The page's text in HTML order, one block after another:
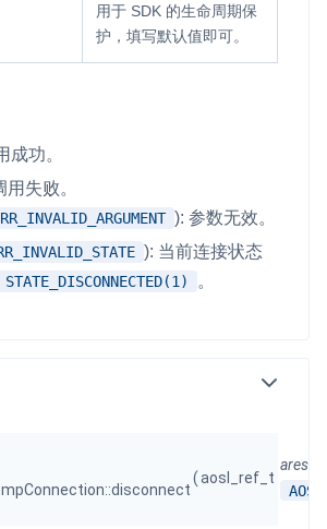
活定制、超低延时的音视频会议
用于 SDK 的生命周期保
护，填写默认值即可。
成功。
失败。
): 参数无效。
): 当前连接状态
STATE_DISCONNECTED(1) 。
(aosl_ref_t
ares